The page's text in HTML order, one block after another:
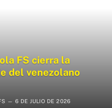
FS cierra la
del venezolano
6 DE JULIO DE 2026